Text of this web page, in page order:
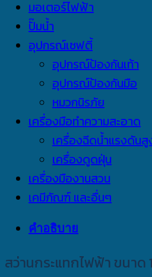
มอเตอร์ไฟฟ้า
ปั๊มน้ำ
อุปกรณ์เซฟตี้
อุปกรณ์ป้องกันเท้า
อุปกรณ์ป้องกันมือ
หมวกนิรภัย
เครื่องมือทำความสะอาด
เครื่องฉีดน้ำแรงดันสู
เครื่องดูดฝุ่น
เครื่องมืองานสวน
เคมีภัณฑ์ และอื่นๆ
คำอธิบาย
สว่านกระแทกไฟฟ้า ขนาด